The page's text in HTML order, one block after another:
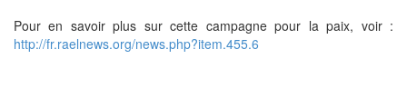
Pour en savoir plus sur cette campagne pour la paix, voir :
http://fr.raelnews.org/news.php?item.455.6